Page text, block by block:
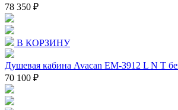
78 350 ₽
В КОРЗИНУ
Душевая кабина Avacan EM-3912 L N T
70 100 ₽